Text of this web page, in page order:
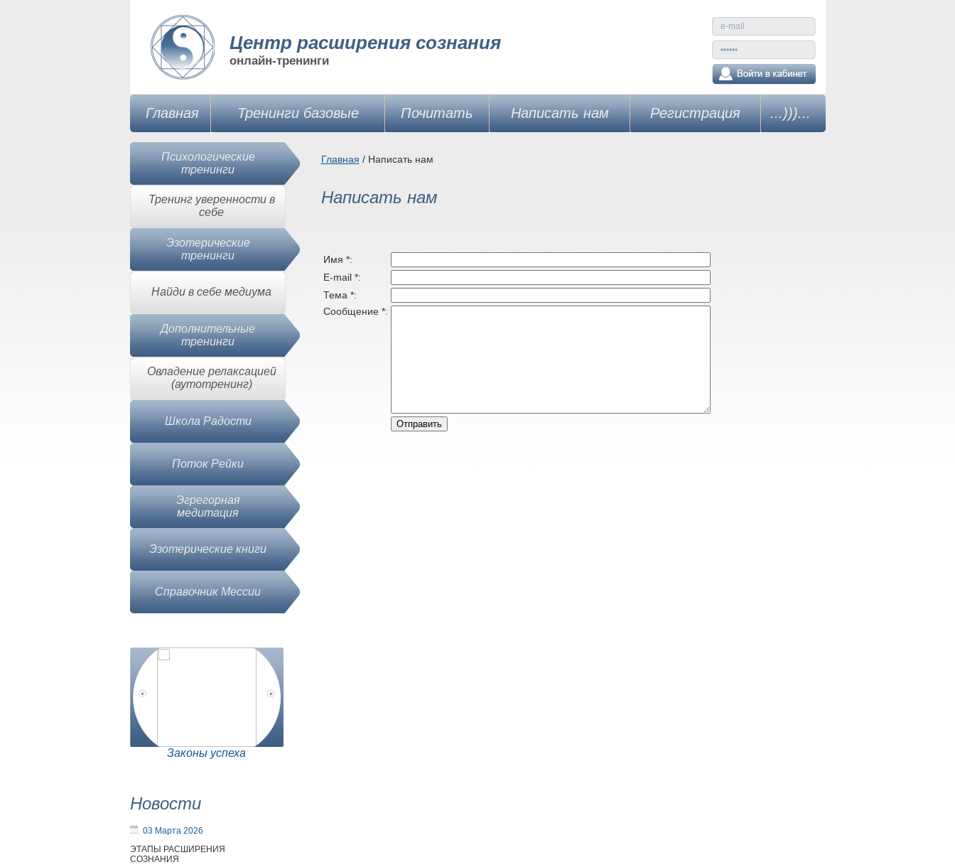
Центр расширения сознания
онлайн-тренинги
Главная Тренинги базовые Почитать Написать нам Регистрация ...)))...
Психологические
тренинги
Тренинг уверенности в
себе
Эзотерические
тренинги
Найди в себе медиума
Дополнительные
тренинги
Овладение релаксацией
(аутотренинг)
Школа Радости
Поток Рейки
Эгрегорная
медитация
Эзотерические книги
Справочник Месcии
Законы успеха
Новости
03 Марта 2026
ЭТАПЫ РАСШИРЕНИЯ
СОЗНАНИЯ
Главная / Написать нам
Написать нам
Имя *:
E-mail *:
Тема *:
Сообщение *: